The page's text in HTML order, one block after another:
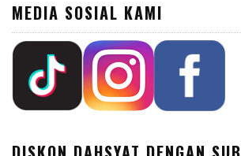
MEDIA SOSIAL KAMI